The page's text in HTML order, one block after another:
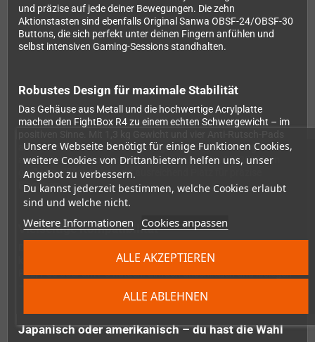
Unsere Webseite benötigt für einige Funktionen Cookies,
weitere Cookies von Drittanbietern helfen uns, unser
Angebot zu verbessern.
Du kannst jederzeit bestimmen, welche Cookies erlaubt
sind und welche nicht.
Weitere Informationen Cookies anpassen
ALLE ABLEHNEN
ALLE AKZEPTIEREN
und präzise auf jede deiner Bewegungen. Die zehn
Aktionstasten sind ebenfalls Original Sanwa OBSF-24/OBSF-30
Buttons, die sich perfekt unter deinen Fingern anfühlen und
selbst intensiven Gaming-Sessions standhalten.
Robustes Design für maximale Stabilität
Das Gehäuse aus Metall und die hochwertige Acrylplatte
machen den FightBox R4 zu einem echten Schwergewicht – im
an der Unterseite bleibt der Stick genau dort, wo er hingehört,
auch wenn es in hitzigen Kämpfen wild zugeht. Die 25x20cm
große Spielfläche bietet dir ausreichend Platz für präzise
Eingaben.
Vielseitige Kompatibilität
kannst du den FightBox R4 problemlos an deiner PlayStation 1,
PS2, PS3 oder am PC nutzen. Einfach anschließen und loslegen
Japanisch oder amerikanisch – du hast die Wahl